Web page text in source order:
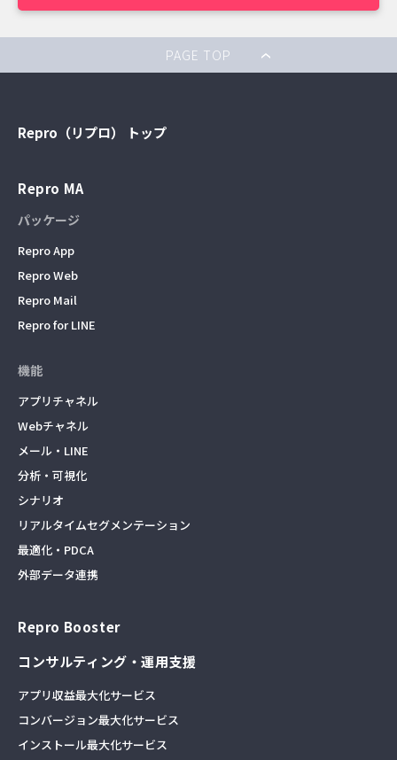
PAGE TOP
Repro（リプロ） トップ
Repro MA
パッケージ
Repro App
Repro Web
Repro Mail
Repro for LINE
機能
アプリチャネル
Webチャネル
メール・LINE
分析・可視化
シナリオ
リアルタイムセグメンテーション
最適化・PDCA
外部データ連携
Repro Booster
コンサルティング・運用支援
アプリ収益最大化サービス
コンバージョン最大化サービス
インストール最大化サービス